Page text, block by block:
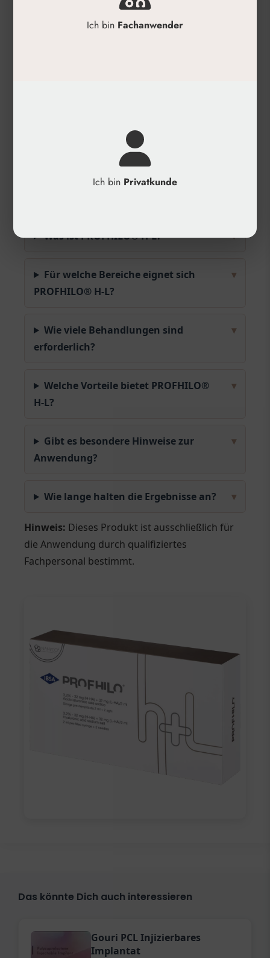
Auffrischungsbehandlung nach sechs
Monaten für optimale Ergebnisse.
Besonderheit: BAP-Injektionstechnik für
▾
Was ist PROFHILO® H-L?
▾
Für welche Bereiche eignet sich
PROFHILO® H-L?
▾
Wie viele Behandlungen sind
erforderlich?
▾
Welche Vorteile bietet PROFHILO®
H-L?
▾
Gibt es besondere Hinweise zur
Anwendung?
▾
Wie lange halten die Ergebnisse an?
Hinweis: Dieses Produkt ist ausschließlich für
die Anwendung durch qualifiziertes
Fachpersonal bestimmt.
Das könnte Dich auch interessieren
Gouri PCL Injizierbares
Implantat
Ich bin Fachanwender
Ich bin Privatkunde